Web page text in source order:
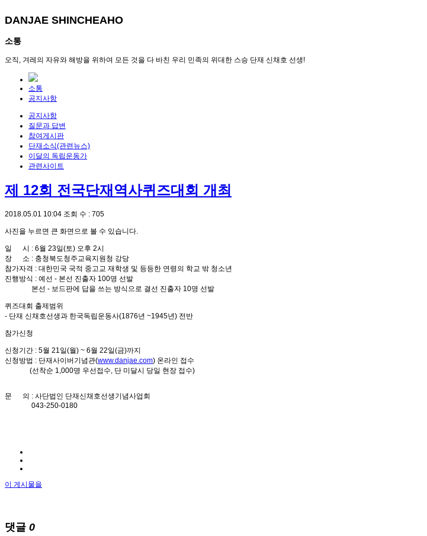
DANJAE SHINCHEAHO
소통
오직, 겨레의 자유와 해방을 위하여 모든 것을 다 바친 우리 민족의 위대한 스승 단재 신채호 선생!
소통
공지사항
공지사항
질문과 답변
참여게시판
단재소식(관련뉴스)
이달의 독립운동가
관련사이트
제 12회 전국단재역사퀴즈대회 개최
2018.05.01 10:04 조회 수 : 705
사진을 누르면 큰 화면으로 볼 수 있습니다.
일 시 : 6월 23일(토) 오후 2시
장 소 : 충청북도청주교육지원청 강당
참가자격 : 대한민국 국적 중고교 재학생 및 등등한 연령의 학교 밖 청소년
진행방식 : 예선 - 본선 진출자 100명 선발
본선 - 보드판에 답을 쓰는 방식으로 결선 진출자 10명 선발
퀴즈대회 출제범위
- 단재 신채호선생과 한국독립운동사(1876년 ~1945년) 전반
참가신청
신청기간 : 5월 21일(월) ~ 6월 22일(금)까지
신청방법 : 단재사이버기념관(www.danjae.com) 온라인 접수
(선착순 1,000명 우선접수, 단 미달시 당일 현장 접수)
문 의 : 사단법인 단재신채호선생기념사업회
043-250-0180
이 게시물을
댓글 0